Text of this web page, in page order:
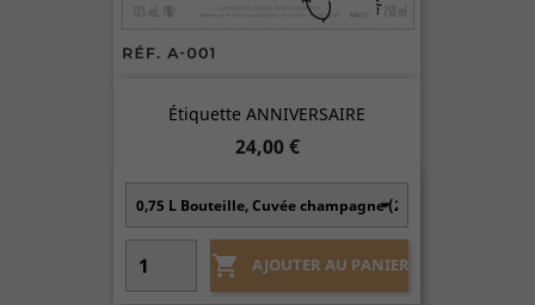
Étiquette ANNIVERSAIRE
Prix
24,00 €
 AJOUTER AU PANIER